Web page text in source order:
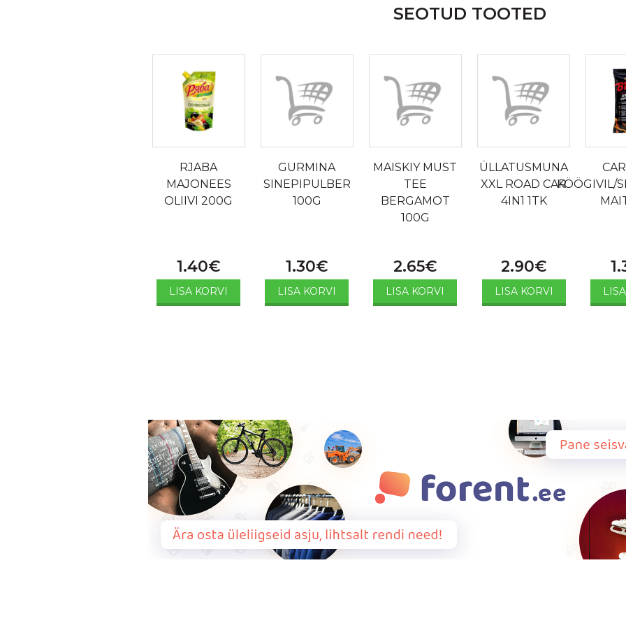
SEOTUD TOOTED
RJABA
MAJONEES
OLIIVI 200G
1.40€
LISA KORVI
GURMINA
SINEPIPULBER
100G
1.30€
LISA KORVI
MAISKIY MUST
TEE
BERGAMOT
100G
2.65€
LISA KORVI
ÜLLATUSMUNA
XXL ROAD CAR
4IN1 1TK
2.90€
LISA KORVI
KÖÖGIVIL/